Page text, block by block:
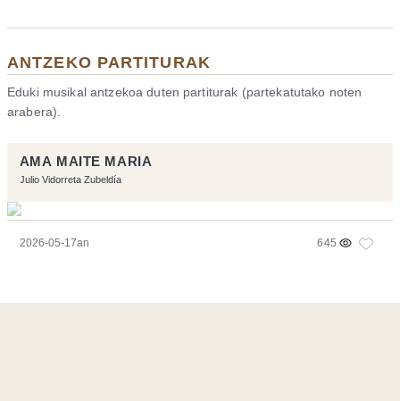
ANTZEKO PARTITURAK
Eduki musikal antzekoa duten partiturak (partekatutako noten
arabera).
AMA MAITE MARIA
Julio Vidorreta Zubeldía
2026-05-17an 645